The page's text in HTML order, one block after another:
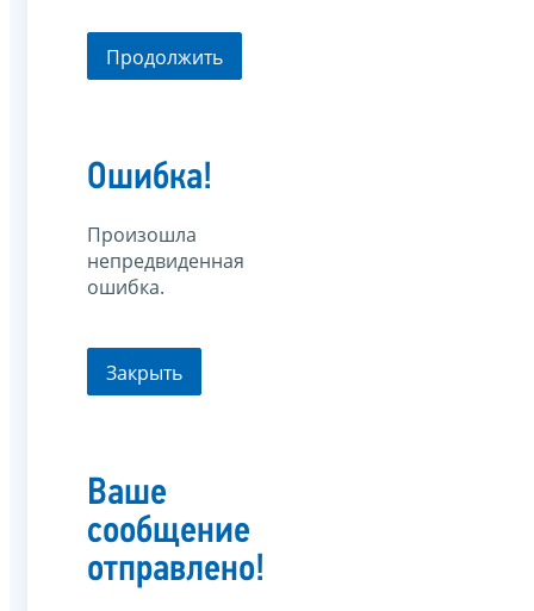
Продолжить
Ошибка!
Произошла
непредвиденная
ошибка.
Закрыть
Ваше
сообщение
отправлено!